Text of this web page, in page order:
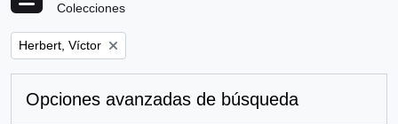
Colecciones
Remove filter:
Herbert, Víctor
Opciones avanzadas de búsqueda